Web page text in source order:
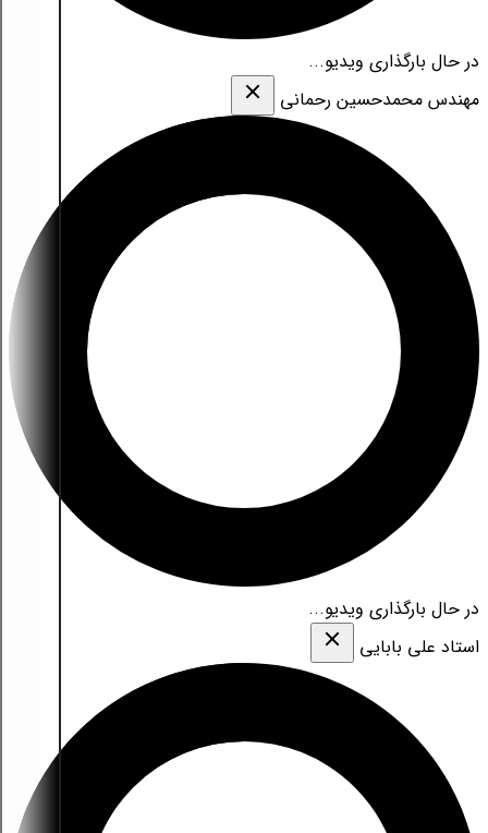
در حال بارگذاری ویدیو...
مهندس محمدحسین رحمانی
در حال بارگذاری ویدیو...
استاد علی بابایی